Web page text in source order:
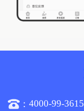
：4000-99-3615